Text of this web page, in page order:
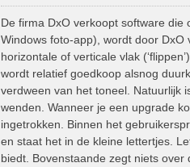
e
c
h
t
De firma DxO verkoopt software
Windows foto-app), wordt door
horizontale of verticale vlak
wordt relatief goedkoop alsnog
verdween van het toneel. Natuurlijk
wenden. Wanneer je een upgrade
ingetrokken. Binnen het
en staat het in de kleine lettertjes.
biedt. Bovenstaande zegt niets